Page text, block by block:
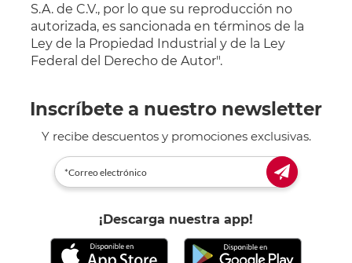
S.A. de C.V., por lo que su reproducción no
autorizada, es sancionada en términos de la
Ley de la Propiedad Industrial y de la Ley
Federal del Derecho de Autor".
Inscríbete a nuestro newsletter
Y recibe descuentos y promociones exclusivas.
¡Descarga nuestra app!